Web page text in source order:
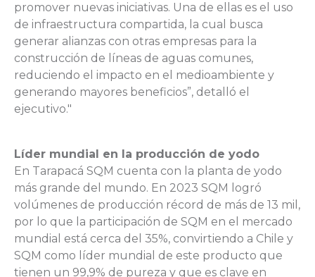
promover nuevas iniciativas. Una de ellas es el uso
de infraestructura compartida, la cual busca
generar alianzas con otras empresas para la
construcción de líneas de aguas comunes,
reduciendo el impacto en el medioambiente y
generando mayores beneficios”, detalló el
ejecutivo."
Líder mundial en la producción de yodo
En Tarapacá SQM cuenta con la planta de yodo
más grande del mundo. En 2023 SQM logró
volúmenes de producción récord de más de 13 mil,
por lo que la participación de SQM en el mercado
mundial está cerca del 35%, convirtiendo a Chile y
SQM como líder mundial de este producto que
tienen un 99,9% de pureza y que es clave en